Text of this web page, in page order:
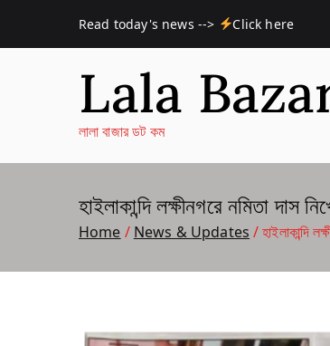
Read today's news --> Click here
Lala
লালা বাজার ডট কম
হাইলাকান্দি লক্ষীনগরে নমিতা
Home News & Updates হাইলাকান্দি